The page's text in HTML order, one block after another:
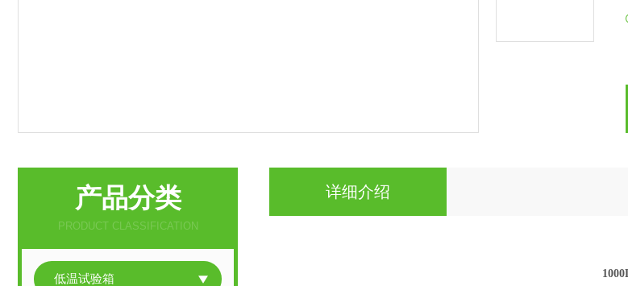
产品分类
PRODUCT CLASSIFICATION
低温试验箱
详细介绍